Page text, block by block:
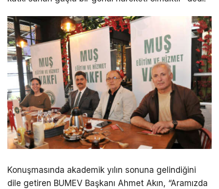
Konuşmasında akademik yılın sonuna gelindiğini
dile getiren BUMEV Başkanı Ahmet Akın, “Aramızda